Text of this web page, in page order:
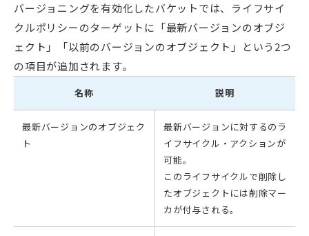
バージョニングを有効化したバケットでは、ライフサイ
クルポリシーのターゲットに「最新バージョンのオブジ
ェクト」「以前のバージョンのオブジェクト」という2つ
の項目が追加されます。
名称 説明
最新バージョンのオブジェク
ト
最新バージョンに対するのラ
イフサイクル・アクションが
可能。
このライフサイクルで削除し
たオブジェクトには削除マー
カが付与される。